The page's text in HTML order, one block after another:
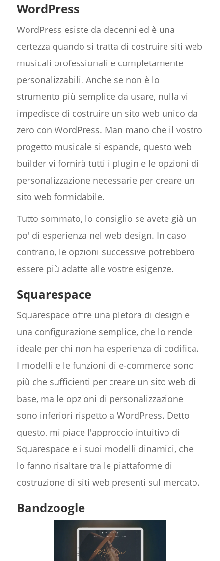
WordPress
WordPress esiste da decenni ed è una
certezza quando si tratta di costruire siti web
musicali professionali e completamente
personalizzabili. Anche se non è lo
strumento più semplice da usare, nulla vi
impedisce di costruire un sito web unico da
zero con WordPress. Man mano che il vostro
progetto musicale si espande, questo web
builder vi fornirà tutti i plugin e le opzioni di
personalizzazione necessarie per creare un
sito web formidabile.
Tutto sommato, lo consiglio se avete già un
po' di esperienza nel web design. In caso
contrario, le opzioni successive potrebbero
essere più adatte alle vostre esigenze.
Squarespace
Squarespace offre una pletora di design e
una configurazione semplice, che lo rende
ideale per chi non ha esperienza di codifica.
I modelli e le funzioni di e-commerce sono
più che sufficienti per creare un sito web di
base, ma le opzioni di personalizzazione
sono inferiori rispetto a WordPress. Detto
questo, mi piace l'approccio intuitivo di
Squarespace e i suoi modelli dinamici, che
lo fanno risaltare tra le piattaforme di
costruzione di siti web presenti sul mercato.
Bandzoogle